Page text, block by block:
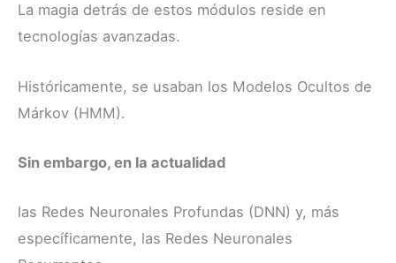
La magia detrás de estos módulos reside en
tecnologías avanzadas.
Históricamente, se usaban los Modelos Ocultos de
Márkov (HMM).
Sin embargo, en la actualidad
las Redes Neuronales Profundas (DNN) y, más
específicamente, las Redes Neuronales